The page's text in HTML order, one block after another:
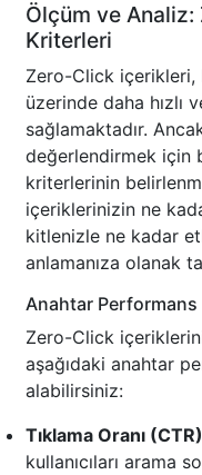
Ölçüm ve Analiz:
Kriterleri
Zero-Click içerikleri,
üzerinde daha hızlı
sağlamaktadır.
değerlendirmek için
kriterlerinin
içeriklerinizin ne
kitlenizle ne kadar
anlamanıza olanak
Anahtar Performans
Zero-Click
aşağıdaki anahtar
alabilirsiniz:
Tıklama Oranı
kullanıcıları arama